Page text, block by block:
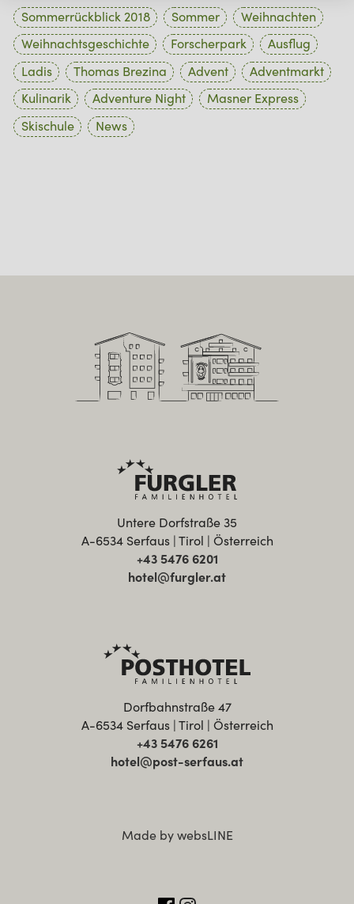
Sommerrückblick 2018 Sommer
Weihnachten
Weihnachtsgeschichte
Forscherpark
Ausflug
Ladis
Thomas Brezina Advent
Adventmarkt
Kulinarik
Adventure Night
Masner Express
Skischule
News
Untere Dorfstraße 35
A-6534 Serfaus | Tirol | Österreich
+43 5476 6201
hotel@furgler.at
Made by websLINE
Dorfbahnstraße 47
A-6534 Serfaus | Tirol | Österreich
+43 5476 6261
hotel@post-serfaus.at